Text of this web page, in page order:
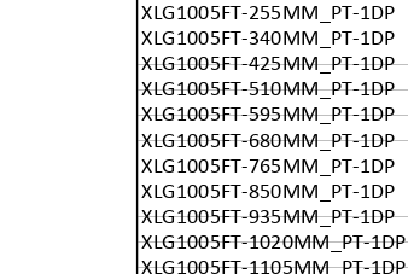
XLG1005FT-255MM_PT-1DP
XLG1005FT-340MM_PT-1DP
XLG1005FT-425MM_PT-1DP
XLG1005FT-510MM_PT-1DP
XLG1005FT-595MM_PT-1DP
XLG1005FT-680MM_PT-1DP
XLG1005FT-765MM_PT-1DP
XLG1005FT-850MM_PT-1DP
XLG1005FT-935MM_PT-1DP
XLG1005FT-1020MM_PT-1DP
XLG1005FT-1105MM_PT-1DP